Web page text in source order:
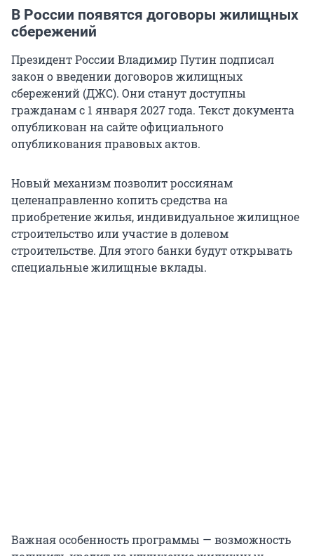
В России появятся договоры жилищных
сбережений
Президент России Владимир Путин подписал
закон о введении договоров жилищных
сбережений (ДЖС). Они станут доступны
гражданам с 1 января 2027 года. Текст документа
опубликован на сайте официального
опубликования правовых актов.
Новый механизм позволит россиянам
целенаправленно копить средства на
приобретение жилья, индивидуальное жилищное
строительство или участие в долевом
строительстве. Для этого банки будут открывать
специальные жилищные вклады.
Важная особенность программы — возможность